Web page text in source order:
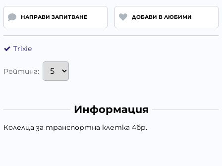
НАПРАВИ ЗАПИТВАНЕ ДОБАВИ В ЛЮБИМИ
Trixie
Рейтинг:
Информация
Колелца за транспортна клетка 4бр.